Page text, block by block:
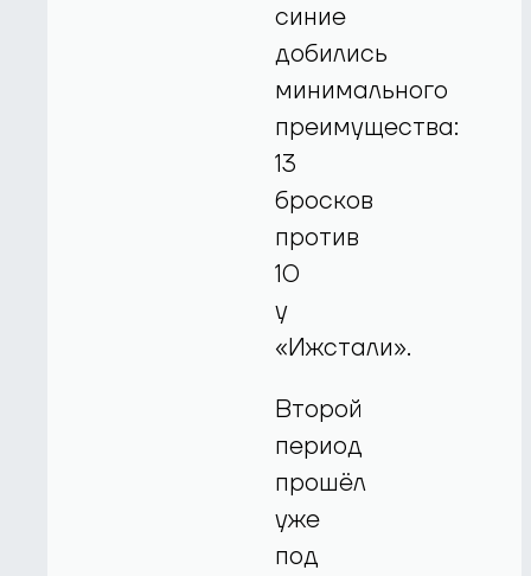
синие
добились
минимального
преимущества:
13
бросков
против
10
у
«Ижстали».
Второй
период
прошёл
уже
под